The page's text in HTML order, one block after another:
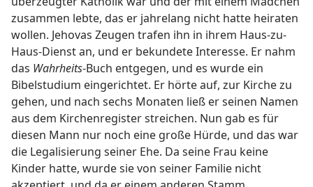
zusammen lebte, das er jahrelang nicht hatte heiraten
wollen. Jehovas Zeugen trafen ihn in ihrem Haus-zu-
Haus-Dienst an, und er bekundete Interesse. Er nahm
das Wahrheits-Buch entgegen, und es wurde ein
Bibelstudium eingerichtet. Er hörte auf, zur Kirche zu
gehen, und nach sechs Monaten ließ er seinen Namen
aus dem Kirchenregister streichen. Nun gab es für
diesen Mann nur noch eine große Hürde, und das war
die Legalisierung seiner Ehe. Da seine Frau keine
Kinder hatte, wurde sie von seiner Familie nicht